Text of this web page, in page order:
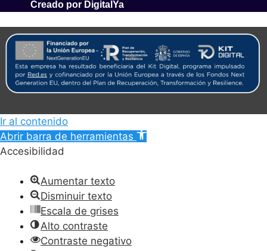
Creado por DigitalYa
Ir al contenido
Abrir barra de herramientas
Accesibilidad
Aumentar texto
Disminuir texto
Escala de grises
Alto contraste
Contraste negativo